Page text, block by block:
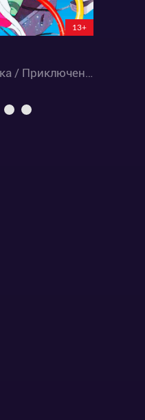
13+
Аниме / Экшен / Музыка / Приключения / Сёнэн